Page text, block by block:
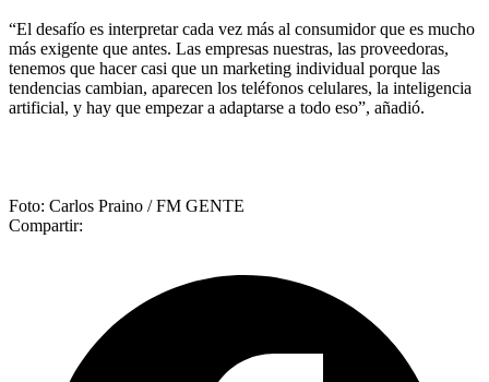
“El desafío es interpretar cada vez más al consumidor que es mucho
más exigente que antes. Las empresas nuestras, las proveedoras,
tenemos que hacer casi que un marketing individual porque las
tendencias cambian, aparecen los teléfonos celulares, la inteligencia
artificial, y hay que empezar a adaptarse a todo eso”, añadió.
Foto: Carlos Praino / FM GENTE
Compartir: